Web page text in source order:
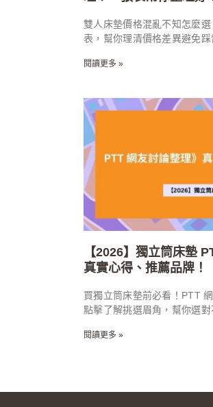
雙人床墊價格混亂不知怎麼
表，幫你理清價格差異避免踩
閱讀更多 »
【2026】獨立筒床墊
真實心得、推薦品牌！
買獨立筒床墊前必看！PTT
點擊了解挑選眉角，幫你選對
閱讀更多 »